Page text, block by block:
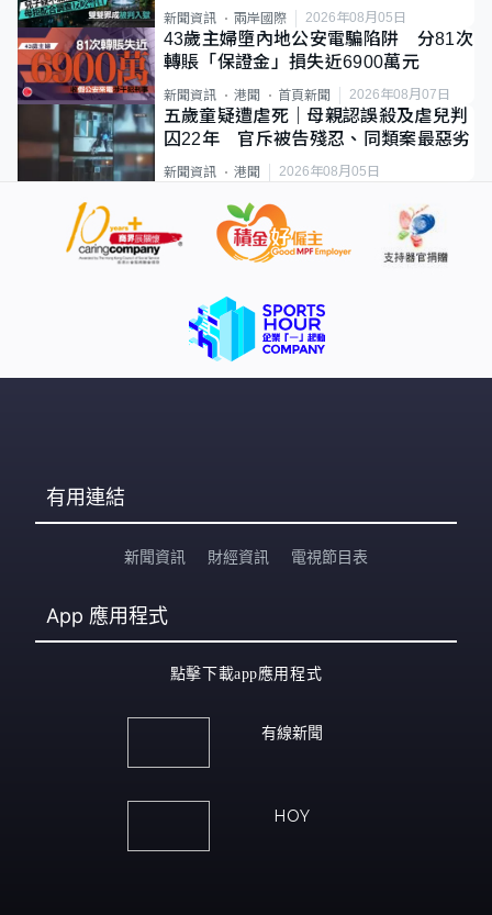
新聞資訊 兩岸國際 2026年08月05日
43歲主婦墮內地公安電騙陷阱 分81次
轉賬「保證金」損失近6900萬元
新聞資訊 港聞 首頁新聞 2026年08月07日
五歲童疑遭虐死｜母親認誤殺及虐兒判
囚22年 官斥被告殘忍、同類案最惡劣
新聞資訊 港聞 2026年08月05日
有用連結
新聞資訊 財經資訊 電視節目表
App 應用程式
點擊下載app應用程式
有線新聞
HOY